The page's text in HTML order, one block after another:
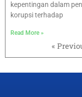
kepentingan dalam
korupsi terhadap
Read More »
«